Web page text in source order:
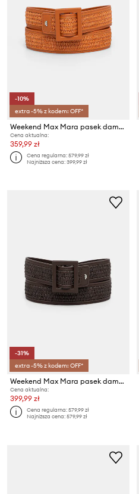
-10%
extra -5% z kodem: OFF*
Weekend Max Mara pasek damski z imitacji skóry ABOCCA
Cena aktualna:
359,99 zł
Cena regularna:579,99 zł
Najniższa cena:399,99 zł
-31%
extra -5% z kodem: OFF*
Weekend Max Mara pasek damski z imitacji skóry ABOCCA
Cena aktualna:
399,99 zł
Cena regularna:579,99 zł
Najniższa cena:579,99 zł